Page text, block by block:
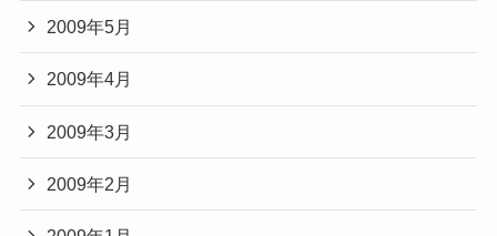
2009年5月
2009年4月
2009年3月
2009年2月